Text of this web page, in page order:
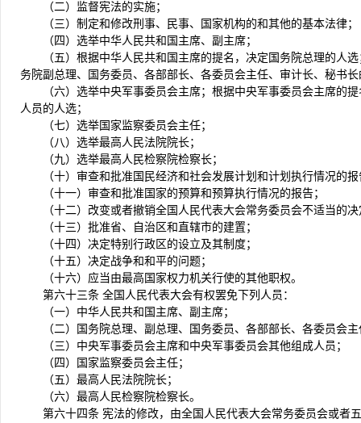
（二）监督宪法的实施；
（三）制定和修改刑事、民事、国家机构的和其他的基本法律；
（四）选举中华人民共和国主席、副主席；
（五）根据中华人民共和国主席的提名，决定国务院总理的人
务院副总理、国务委员、各部部长、各委员会主任、审计长、秘书
（六）选举中央军事委员会主席；根据中央军事委员会主席的
人员的人选；
（七）选举国家监察委员会主任；
（八）选举最高人民法院院长；
（九）选举最高人民检察院检察长；
（十）审查和批准国民经济和社会发展计划和计划执行情况的报
（十一）审查和批准国家的预算和预算执行情况的报告；
（十二）改变或者撤销全国人民代表大会常务委员会不适当的决
（十三）批准省、自治区和直辖市的建置；
（十四）决定特别行政区的设立及其制度；
（十五）决定战争和和平的问题；
（十六）应当由最高国家权力机关行使的其他职权。
第六十三条 全国人民代表大会有权罢免下列人员：
（一）中华人民共和国主席、副主席；
（二）国务院总理、副总理、国务委员、各部部长、各委员会
（三）中央军事委员会主席和中央军事委员会其他组成人员；
（四）国家监察委员会主任；
（五）最高人民法院院长；
（六）最高人民检察院检察长。
第六十四条 宪法的修改，由全国人民代表大会常务委员会或者